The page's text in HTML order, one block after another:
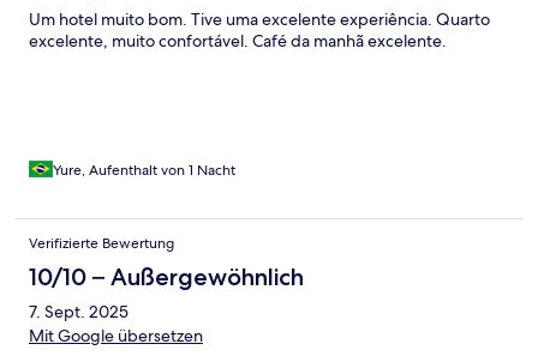
Um hotel muito bom. Tive uma excelente experiência. Quarto
excelente, muito confortável. Café da manhã excelente.
Yure, Aufenthalt von 1 Nacht
Verifizierte Bewertung
10/10 – Außergewöhnlich
7. Sept. 2025
Mit Google übersetzen